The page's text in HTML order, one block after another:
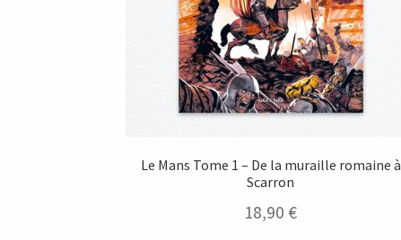
Le Mans Tome 1 – De la muraille romaine à
Scarron
18,90 €